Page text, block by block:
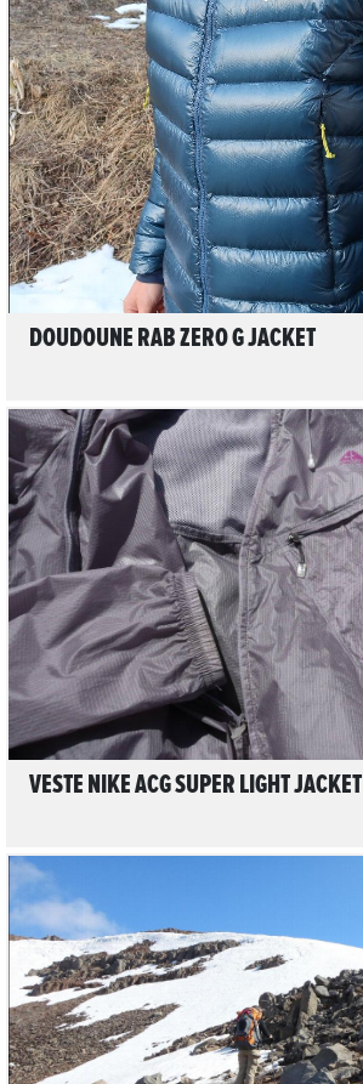
LIRE L'ARTICLE
DOUDOUNE RAB ZERO G JACKET
LIRE L'ARTICLE
VESTE NIKE ACG SUPER LIGHT JACKET
LIRE L'ARTICLE